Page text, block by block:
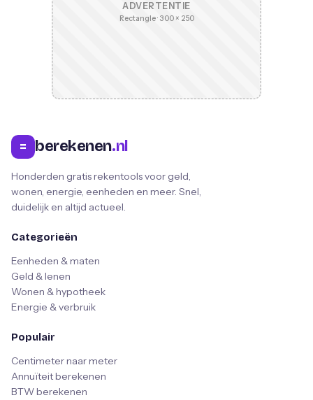
ADVERTENTIE
Rectangle · 300 × 250
= berekenen.nl
Honderden gratis rekentools voor geld,
wonen, energie, eenheden en meer. Snel,
duidelijk en altijd actueel.
Categorieën
Eenheden & maten
Geld & lenen
Wonen & hypotheek
Energie & verbruik
Populair
Centimeter naar meter
Annuïteit berekenen
BTW berekenen